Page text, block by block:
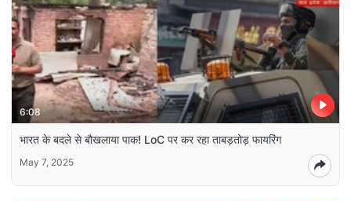
6:08
भारत के बदले से बौखलाया पाक! LoC पर कर रहा ताबड़तोड़ फायरिंग
May 7, 2025